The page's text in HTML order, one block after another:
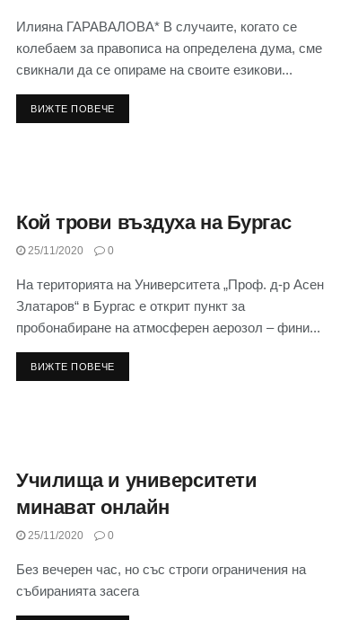
Илияна ГАРАВАЛОВА* В случаите, когато се
колебаем за правописа на определена дума, сме
свикнали да се опираме на своите езикови...
ВИЖТЕ ПОВЕЧЕ
Кой трови въздуха на Бургас
25/11/2020 0
На територията на Университета „Проф. д-р Асен
Златаров“ в Бургас е открит пункт за
пробонабиране на атмосферен аерозол – фини...
ВИЖТЕ ПОВЕЧЕ
Училища и университети
минават онлайн
25/11/2020 0
Без вечерен час, но със строги ограничения на
събиранията засега